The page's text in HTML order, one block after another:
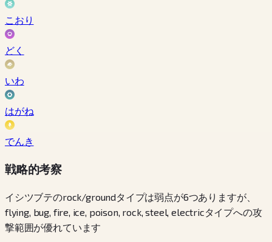
こおり
どく
いわ
はがね
でんき
戦略的考察
イシツブテのrock/groundタイプは弱点が6つありますが、
flying, bug, fire, ice, poison, rock, steel, electricタイプへの攻
撃範囲が優れています